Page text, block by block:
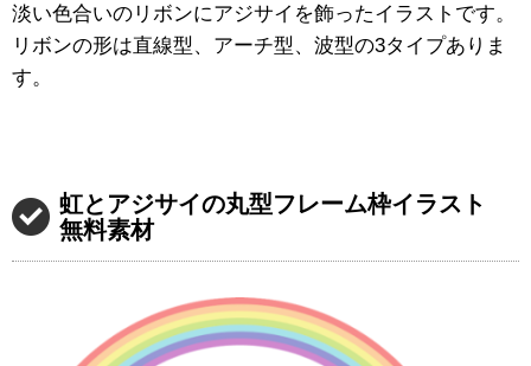
淡い色合いのリボンにアジサイを飾ったイラストです。
リボンの形は直線型、アーチ型、波型の3タイプありま
す。
虹とアジサイの丸型フレーム枠イラスト
無料素材